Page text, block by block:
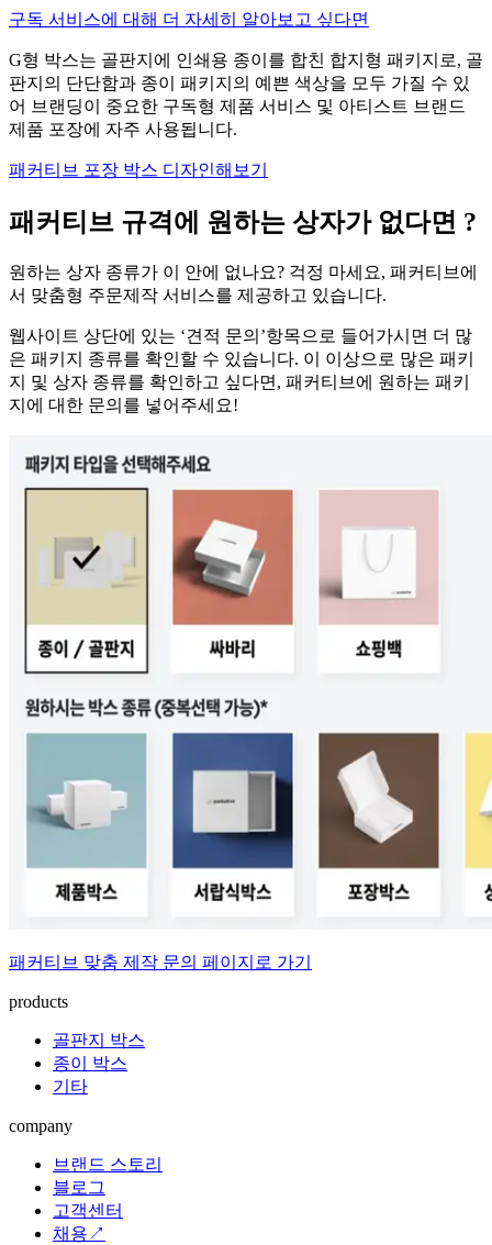
구독 서비스에 대해 더 자세히 알아보고 싶다면
G형 박스는 골판지에 인쇄용 종이를 합친 합지형 패키지로, 골
판지의 단단함과 종이 패키지의 예쁜 색상을 모두 가질 수 있
어 브랜딩이 중요한 구독형 제품 서비스 및 아티스트 브랜드
제품 포장에 자주 사용됩니다.
패커티브 포장 박스 디자인해보기
패커티브 규격에 원하는 상자가 없다면 ?
원하는 상자 종류가 이 안에 없나요? 걱정 마세요, 패커티브에
서 맞춤형 주문제작 서비스를 제공하고 있습니다.
웹사이트 상단에 있는 ‘견적 문의’항목으로 들어가시면 더 많
은 패키지 종류를 확인할 수 있습니다. 이 이상으로 많은 패키
지 및 상자 종류를 확인하고 싶다면, 패커티브에 원하는 패키
지에 대한 문의를 넣어주세요!
패커티브 맞춤 제작 문의 페이지로 가기
products
골판지 박스
종이 박스
기타
company
브랜드 스토리
블로그
고객센터
채용↗